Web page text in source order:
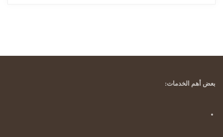
بعض أهم الخدمات: